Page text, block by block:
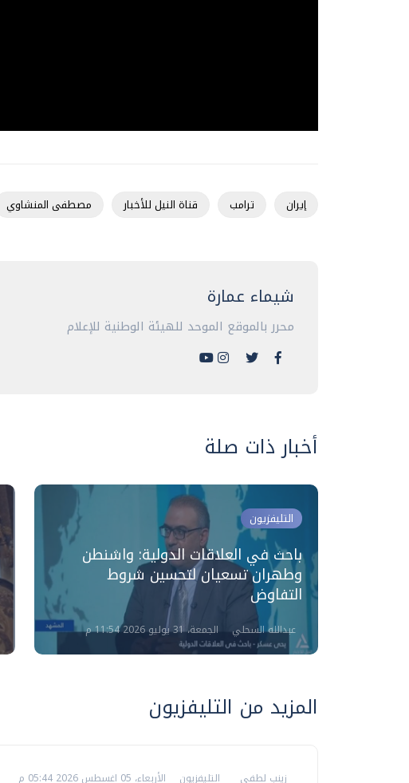
إيران ترامب قناة النيل للأخبار مصطفى المنشاوي
شيماء عمارة
محرر بالموقع الموحد للهيئة الوطنية للإعلام
أخبار ذات صلة
التليفزيون
باحث في العلاقات الدولية: واشنطن
وطهران تسعيان لتحسين شروط
التفاوض
عبدالله السحلي الجمعة، 31 يوليو 2026 11:54 م
المزيد من التليفزيون
زينب لطفي التليفزيون الأربعاء، 05 اغسطس 2026 05:44 م